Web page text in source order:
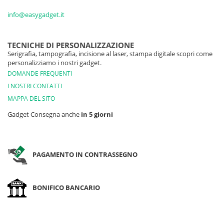
info@easygadget.it
TECNICHE DI PERSONALIZZAZIONE
Serigrafia, tampografia, incisione al laser, stampa digitale scopri come
personalizziamo i nostri gadget.
DOMANDE FREQUENTI
I NOSTRI CONTATTI
MAPPA DEL SITO
Gadget Consegna anche in 5 giorni
PAGAMENTO IN CONTRASSEGNO
BONIFICO BANCARIO